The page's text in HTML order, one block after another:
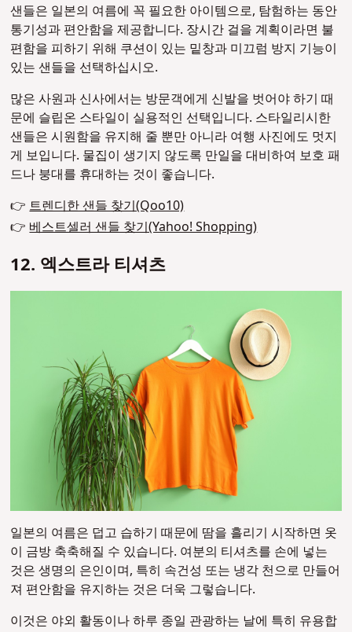
샌들은 일본의 여름에 꼭 필요한 아이템으로, 탐험하는 동안
통기성과 편안함을 제공합니다. 장시간 걸을 계획이라면 불
편함을 피하기 위해 쿠션이 있는 밑창과 미끄럼 방지 기능이
있는 샌들을 선택하십시오.
많은 사원과 신사에서는 방문객에게 신발을 벗어야 하기 때
문에 슬립온 스타일이 실용적인 선택입니다. 스타일리시한
샌들은 시원함을 유지해 줄 뿐만 아니라 여행 사진에도 멋지
게 보입니다. 물집이 생기지 않도록 만일을 대비하여 보호 패
드나 붕대를 휴대하는 것이 좋습니다.
👉 트렌디한 샌들 찾기(Qoo10)
👉 베스트셀러 샌들 찾기(Yahoo! Shopping)
12. 엑스트라 티셔츠
일본의 여름은 덥고 습하기 때문에 땀을 흘리기 시작하면 옷
이 금방 축축해질 수 있습니다. 여분의 티셔츠를 손에 넣는
것은 생명의 은인이며, 특히 속건성 또는 냉각 천으로 만들어
져 편안함을 유지하는 것은 더욱 그렇습니다.
이것은 야외 활동이나 하루 종일 관광하는 날에 특히 유용합